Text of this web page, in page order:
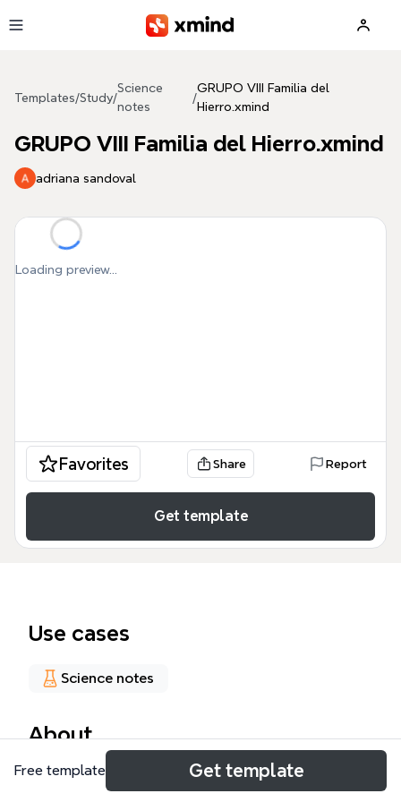
Templates/Study/
Science
notes
/
GRUPO VIII Familia del
Hierro.xmind
GRUPO VIII Familia del Hierro.xmind
adriana sandoval
Loading preview...
Favorites Share Report
Get template
Use cases
Science notes
About
El mapa mental 'GRUPO VIII: Familia del Hierro'
Free template Get template